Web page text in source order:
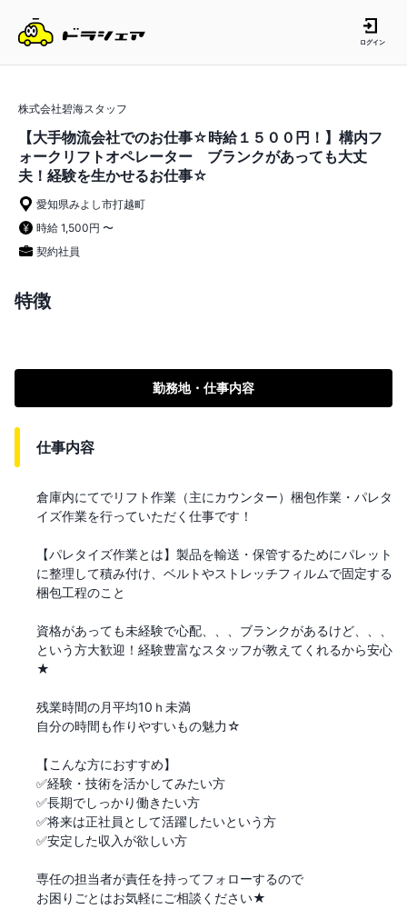
ログイン
株式会社碧海スタッフ
【大手物流会社でのお仕事☆時給１５００円！】構内フ
ォークリフトオペレーター ブランクがあっても大丈
夫！経験を生かせるお仕事☆
愛知県みよし市打越町
時給 1,500円 〜
契約社員
特徴
勤務地・仕事内容
仕事内容
倉庫内にてでリフト作業（主にカウンター）梱包作業・パレタ
イズ作業を行っていただく仕事です！
【パレタイズ作業とは】製品を輸送・保管するためにパレット
に整理して積み付け、ベルトやストレッチフィルムで固定する
梱包工程のこと
資格があっても未経験で心配、、、ブランクがあるけど、、、
という方大歓迎！経験豊富なスタッフが教えてくれるから安心
★
残業時間の月平均10ｈ未満
自分の時間も作りやすいもの魅力☆
【こんな方におすすめ】
✅経験・技術を活かしてみたい方
✅長期でしっかり働きたい方
✅将来は正社員として活躍したいという方
✅安定した収入が欲しい方
専任の担当者が責任を持ってフォローするので
お困りごとはお気軽にご相談ください★